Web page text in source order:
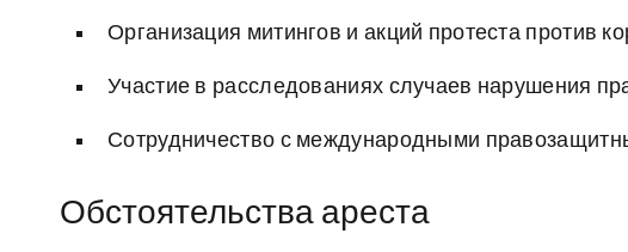
Организация митингов и акций протеста против
Участие в расследованиях случаев нарушения
Сотрудничество с международными
Обстоятельства ареста